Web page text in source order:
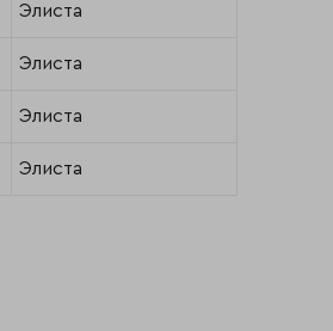
Элиста
Элиста
Элиста
Элиста